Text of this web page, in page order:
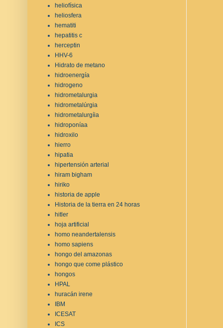
heliofísica
heliosfera
hematiti
hepatitis c
herceptin
HHV-6
Hidrato de metano
hidroenergía
hidrogeno
hidrometalurgia
hidrometalúrgia
hidrometalurgíia
hidroponíaa
hidroxilo
hierro
hipatia
hipertensión arterial
hiram bigham
hiriko
historia de apple
Historia de la tierra en 24 horas
hitler
hoja artificial
homo neandertalensis
homo sapiens
hongo del amazonas
hongo que come plástico
hongos
HPAL
huracán irene
IBM
ICESAT
ICS